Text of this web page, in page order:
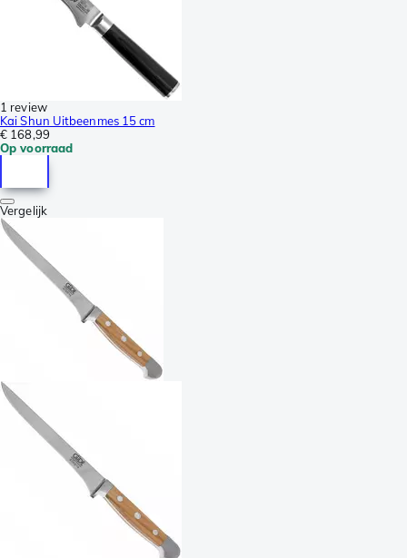
1 review
Kai Shun Uitbeenmes 15 cm
€ 168,99
Op voorraad
Vergelijk